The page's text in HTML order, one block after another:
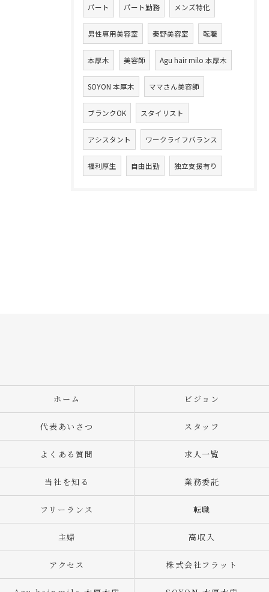
パート パート勤務 メンズ特化
男性専用美容室 秦野美容室 転職
本厚木 美容師 Agu hair milo 本厚木
SOYON 本厚木 ママさん美容師
ブランクOK スタイリスト
アシスタント ワークライフバランス
福利厚生 自由出勤 独立支援有り
ホーム ビジョン
代表あいさつ スタッフ
よくある質問 求人一覧
当社を知る 業務委託
フリーランス 転職
主婦 高収入
アクセス 株式会社フラット